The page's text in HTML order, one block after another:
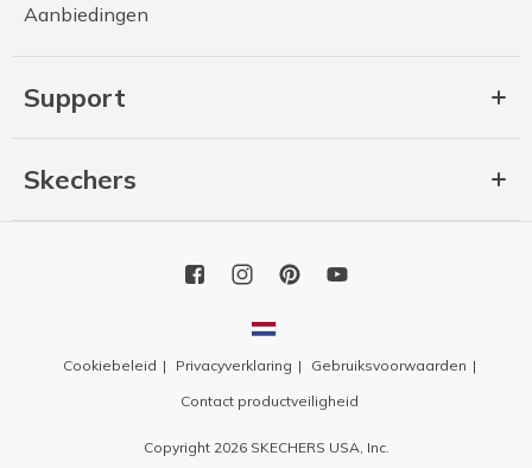
Aanbiedingen
Support
Skechers
Cookiebeleid Privacyverklaring
Gebruiksvoorwaarden
Contact productveiligheid
Copyright 2026 SKECHERS USA, Inc.